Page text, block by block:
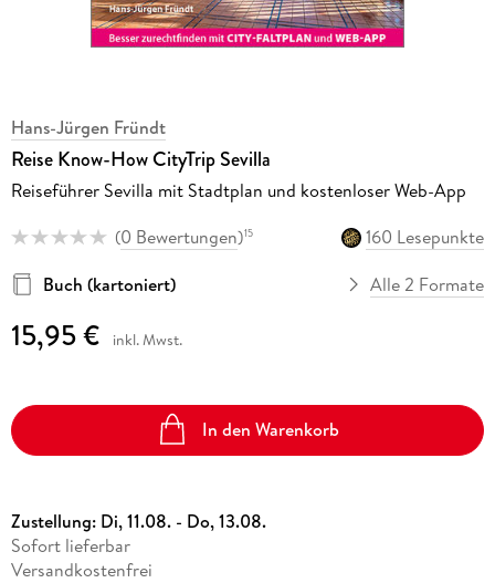
Hans-Jürgen Fründt
Reise Know-How CityTrip Sevilla
Reiseführer Sevilla mit Stadtplan und kostenloser Web-App
(0 Bewertungen)15
160 Lesepunkte
Buch (kartoniert)
Alle 2 Formate
15,95 € inkl. Mwst.
In den Warenkorb
Zustellung: Di, 11.08. - Do, 13.08.
Sofort lieferbar
Versandkostenfrei